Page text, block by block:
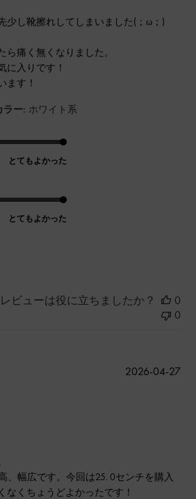
少し靴擦れしてしまいました(；ω；)
痛く無くなりました。
に入りです！
ます！
ラー: ホワイト系
とてもよかった
とてもよかった
ビューは役に立ちましたか？
0
0
、幅広です。今回は25. 0センチを購入
なくちょうどよかったです！
公
2026-04-27